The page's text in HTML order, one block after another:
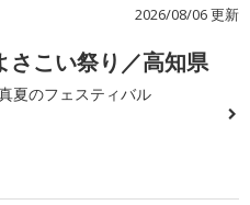
2026/08/06 更新
さこい祭り／高知県
夏のフェスティバル